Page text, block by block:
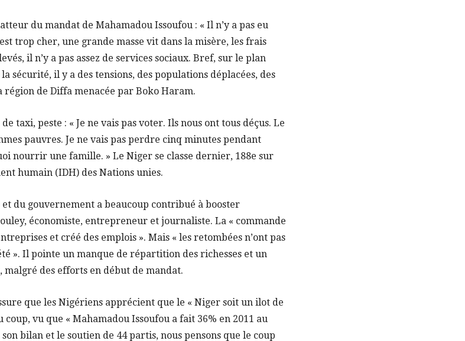
du mandat de Mahamadou Issoufou : « Il n’y a pas eu
trop cher, une grande masse vit dans la misère, les frais
il n’y a pas assez de services sociaux. Bref, sur le plan
sécurité, il y a des tensions, des populations déplacées, des
région de Diffa menacée par Boko Haram.
taxi, peste : « Je ne vais pas voter. Ils nous ont tous déçus. Le
pauvres. Je ne vais pas perdre cinq minutes pendant
nourrir une famille. » Le Niger se classe dernier, 188e sur
humain (IDH) des Nations unies.
du gouvernement a beaucoup contribué à booster
économiste, entrepreneur et journaliste. La « commande
et créé des emplois ». Mais « les retombées n’ont pas
». Il pointe un manque de répartition des richesses et un
des efforts en début de mandat.
que les Nigériens apprécient que le « Niger soit un ilot de
vu que « Mahamadou Issoufou a fait 36% en 2011 au
bilan et le soutien de 44 partis, nous pensons que le coup